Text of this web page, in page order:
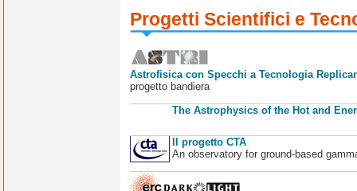
Progetti Scientifici e
Astrofisica con Specchi a Tecnologia
progetto bandiera
The Astrophysics of the Hot and
Il progetto CTA
An observatory for ground-based